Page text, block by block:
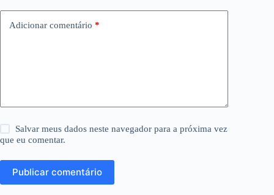
Adicionar comentário *
Salvar meus dados neste navegador para a próxima vez
que eu comentar.
Publicar comentário